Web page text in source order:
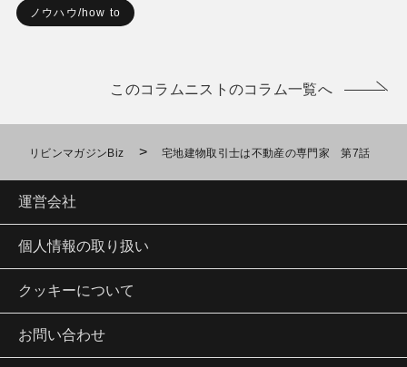
ノウハウ/how to
このコラムニストのコラム一覧へ
リビンマガジンBiz > 宅地建物取引士は不動産の専門家 第7話
運営会社
個人情報の取り扱い
クッキーについて
お問い合わせ